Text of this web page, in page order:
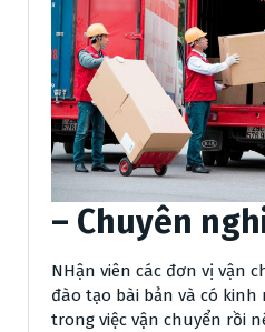
– Chuyên
NHận viên các đơn vị vận
đào tạo bài bản và có kinh
trong việc vận chuyển rồi